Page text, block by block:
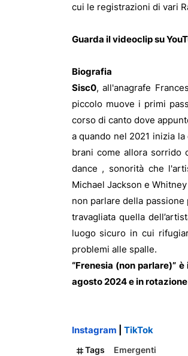
cui le registrazioni di vari
Guarda il videoclip su
Biografia
Sisc0, all'anagrafe
piccolo muove i primi
corso di canto dove
a quando nel 2021 inizia
brani come allora sorrido
dance , sonorità che
Michael Jackson e
non parlare della
travagliata quella
luogo sicuro in cui
problemi alle spalle.
“Frenesia (non parlare)”
agosto 2024 e in
Instagram TikTok
Tags Emergenti